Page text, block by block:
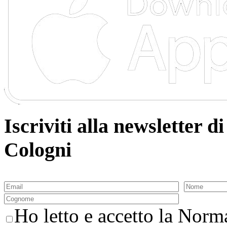
Iscriviti alla newsletter di
Cologni
Ho letto e accetto la